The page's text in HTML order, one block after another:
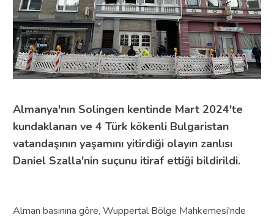
Almanya'nın Solingen kentinde Mart 2024'te
kundaklanan ve 4 Türk kökenli Bulgaristan
vatandaşının yaşamını yitirdiği olayın zanlısı
Daniel Szalla'nin suçunu itiraf ettiği bildirildi.
Alman basınına göre, Wuppertal Bölge Mahkemesi'nde